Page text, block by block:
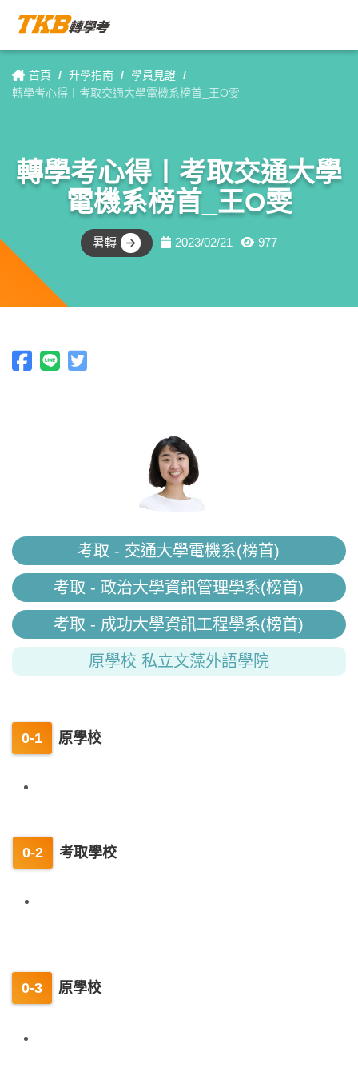
首頁 / 升學指南 / 學員見證 /
轉學考心得〡考取交通大學電機系榜首_王O雯
轉學考心得〡考取交通大學
電機系榜首_王O雯
暑轉 2023/02/21 977
考取 - 交通大學電機系(榜首)
考取 - 政治大學資訊管理學系(榜首)
考取 - 成功大學資訊工程學系(榜首)
原學校 私立文藻外語學院
原學校
考取學校
原學校